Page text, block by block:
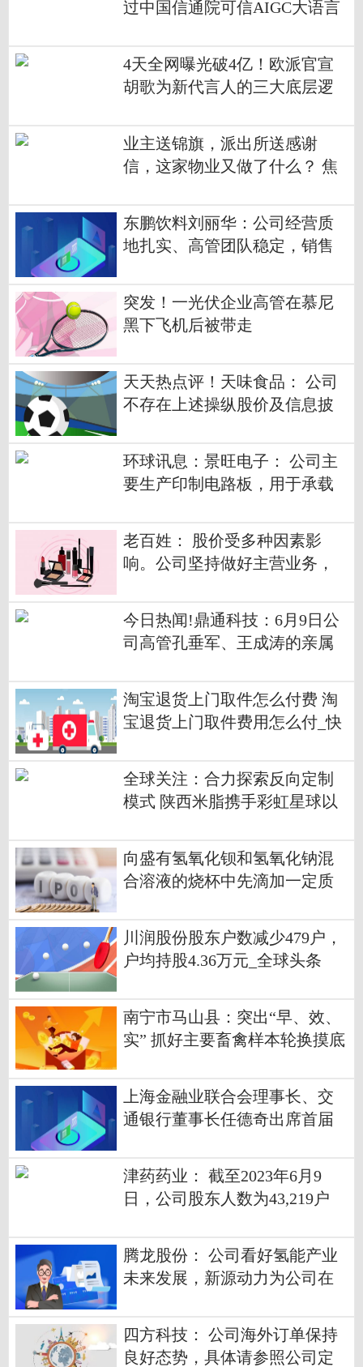
过中国信通院可信AIGC大语言
4天全网曝光破4亿！欧派官宣
胡歌为新代言人的三大底层逻
业主送锦旗，派出所送感谢
信，这家物业又做了什么？ 焦
东鹏饮料刘丽华：公司经营质
地扎实、高管团队稳定，销售
突发！一光伏企业高管在慕尼
黑下飞机后被带走
天天热点评！天味食品： 公司
不存在上述操纵股价及信息披
环球讯息：景旺电子： 公司主
要生产印制电路板，用于承载
老百姓： 股价受多种因素影
响。公司坚持做好主营业务，
创造良好回报|环球热推荐
今日热闻!鼎通科技：6月9日公
司高管孔垂军、王成涛的亲属
淘宝退货上门取件怎么付费 淘
宝退货上门取件费用怎么付_快
全球关注：合力探索反向定制
模式 陕西米脂携手彩虹星球以
向盛有氢氧化钡和氢氧化钠混
合溶液的烧杯中先滴加一定质
的反应现象）|环球动态
川润股份股东户数减少479户，
户均持股4.36万元_全球头条
南宁市马山县：突出“早、效、
实” 抓好主要畜禽样本轮换摸底
上海金融业联合会理事长、交
通银行董事长任德奇出席首届
辞
津药药业： 截至2023年6月9
日，公司股东人数为43,219户
腾龙股份： 公司看好氢能产业
未来发展，新源动力为公司在
消息
四方科技： 公司海外订单保持
良好态势，具体请参照公司定